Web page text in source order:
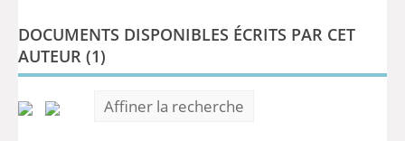
DOCUMENTS DISPONIBLES ÉCRITS PAR CET
AUTEUR (1)
Affiner la recherche